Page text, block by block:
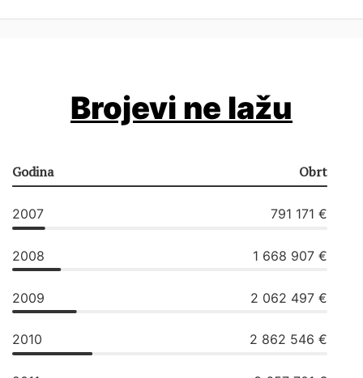
Brojevi ne lažu
Obrt
Godina
791 171 €
2007
1 668 907 €
2008
2 062 497 €
2009
2 862 546 €
2010